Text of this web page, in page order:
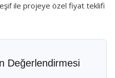
ile projeye özel fiyat teklifi
Değerlendirmesi